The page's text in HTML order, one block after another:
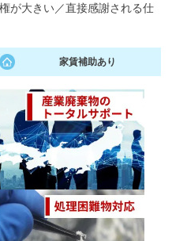
就活チャンネル
よくある質問
不明点があればこちら
が大きい／直接感謝される仕
家賃補助あり